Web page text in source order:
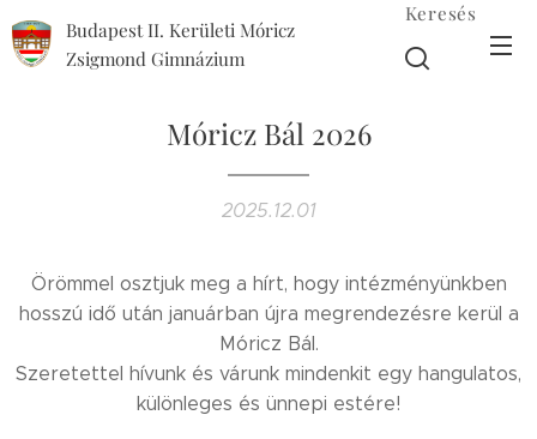
Budapest II. Kerületi Móricz
Zsigmond Gimnázium
Keresés
Móricz Bál 2026
2025.12.01
Örömmel osztjuk meg a hírt, hogy intézményünkben
hosszú idő után januárban újra megrendezésre kerül a
Móricz Bál.
Szeretettel hívunk és várunk mindenkit egy hangulatos,
különleges és ünnepi estére!